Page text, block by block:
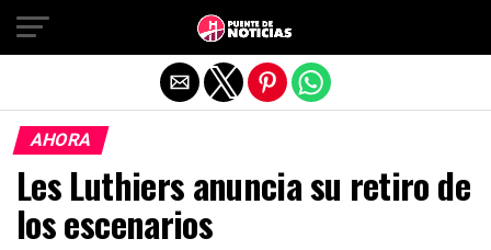
AHORA
Les Luthiers anuncia su retiro de
los escenarios
Salir de la versión móvil